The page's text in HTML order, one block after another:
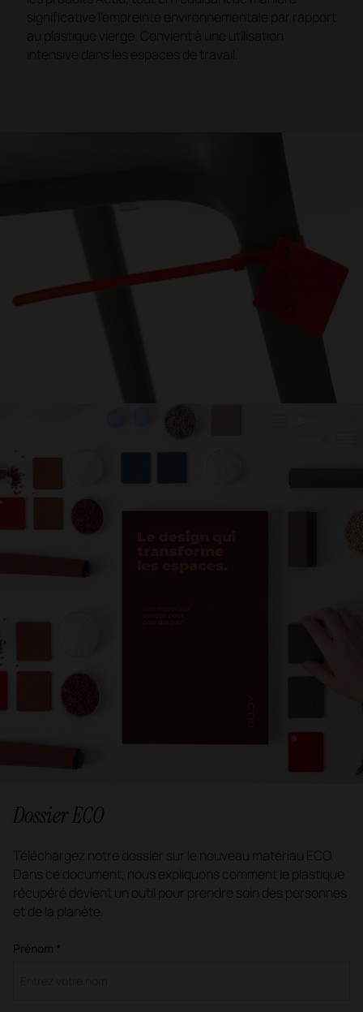
significative l'empreinte environnementale par rapport
au plastique vierge. Convient à une utilisation
intensive dans les espaces de travail.
Dossier ECO
Téléchargez notre dossier sur le nouveau matériau ECO.
Dans ce document, nous expliquons comment le plastique
récupéré devient un outil pour prendre soin des personnes
et de la planète.
Prénom *